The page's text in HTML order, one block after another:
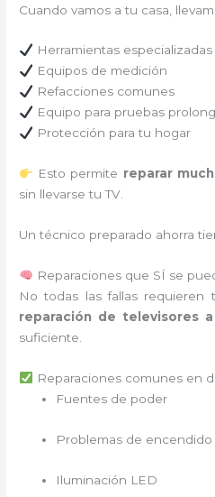
Cuando vamos a tu casa,
Herramientas especializadas
Equipos de medición
Refacciones comunes
Equipo para pruebas
Protección para tu hogar
Esto permite reparar
sin llevarse tu TV.
Un técnico preparado ahorra
Reparaciones que SÍ se
No todas las fallas requieren
reparación de televisores
suficiente.
Reparaciones comunes en
Fuentes de poder
Problemas de encendido
Iluminación LED